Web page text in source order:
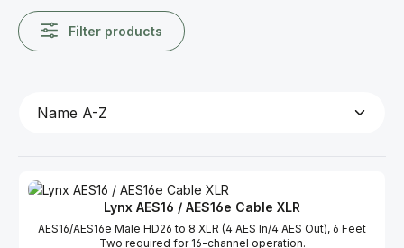
Filter products
Lynx AES16 / AES16e Cable XLR
AES16/AES16e Male HD26 to 8 XLR (4 AES In/4 AES Out), 6 Feet
Two required for 16-channel operation.